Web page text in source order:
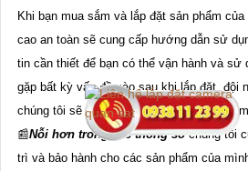
Khi bạn mua sắm và lắp đặt sản phẩm
cao an toàn sẽ cung cấp hướng dẫn sử
tin cần thiết để bạn có thể vận hành và sử
gặp bất kỳ vấn đề nào sau khi lắp đặt, đội
chúng tôi sẽ sẵn lòng giúp đỡ và giải đáp
📰Nỗi hơn trong các thông sốchúng tôi
trì và bảo hành cho các sản phẩm của